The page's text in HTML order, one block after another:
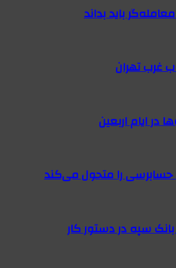
باید بداند
غرب تهران
ایام اربعین
حسابرسی را متحول می‌کند